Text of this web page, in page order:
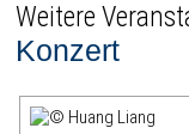
Weitere
Konzert